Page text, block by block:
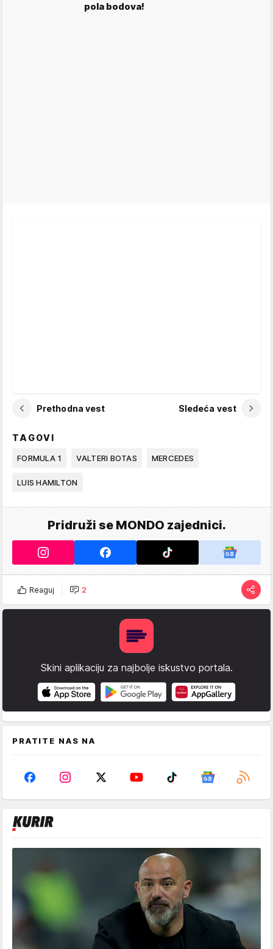
pola bodova!
Prethodna vest Sledeća vest
TAGOVI
FORMULA 1 VALTERI BOTAS MERCEDES
LUIS HAMILTON
Pridruži se MONDO zajednici.
Reaguj 2
Skini aplikaciju za najbolje iskustvo portala.
PRATITE NAS NA